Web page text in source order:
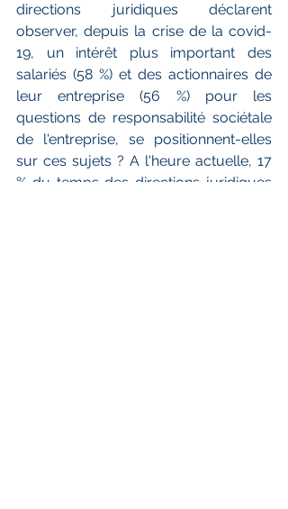
directions juridiques déclarent
observer, depuis la crise de la covid-
19, un intérêt plus important des
salariés (58 %) et des actionnaires de
leur entreprise (56 %) pour les
questions de responsabilité sociétale
de l'entreprise, se positionnent-elles
sur ces sujets ? A l'heure actuelle, 17
% du temps des directions juridiques